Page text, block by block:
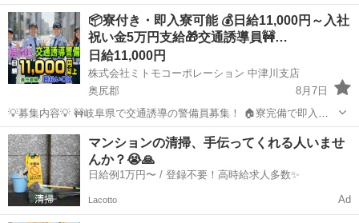
今回募集しているのは… 外 勤 メ イ ン の 仕 事 で す！！ 未経験者大
歓迎!(^^)! 2tトラックやハイエ...
北海道 札幌市 真駒内駅 その他 スタッフ
📦寮付き・即入寮可能 💰日給11,000円～入社
祝い金5万円支給🎁交通誘導員🚧…
日給11,000円
株式会社ミトモコーポレーション 中津川支店
奥尻郡
8月7日
💡募集内容💡 🚧岐阜県で交通誘導の警備員募集！ 🏠寮完備で即入寮
OK。 🔰未経験でも安心の研修体制。 👫男女歓迎＆カップル応募も大
歓迎。 ✨安心して働ける環境で新生活をスタートしませんか？ 💴【日
給】 ✅日...
北海道 奥尻郡 無料
マンションの清掃、手伝ってくれる人いませ
んか？😭🙏
日給例1万円〜 / 登録不要！高時給求人多数✨
Lacotto Ad